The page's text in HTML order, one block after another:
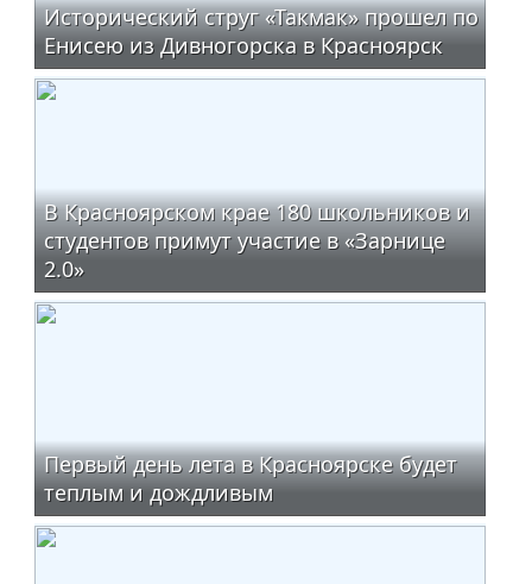
Исторический струг «Такмак» прошел по
Енисею из Дивногорска в Красноярск
В Красноярском крае 180 школьников и
студентов примут участие в «Зарнице
2.0»
Первый день лета в Красноярске будет
теплым и дождливым